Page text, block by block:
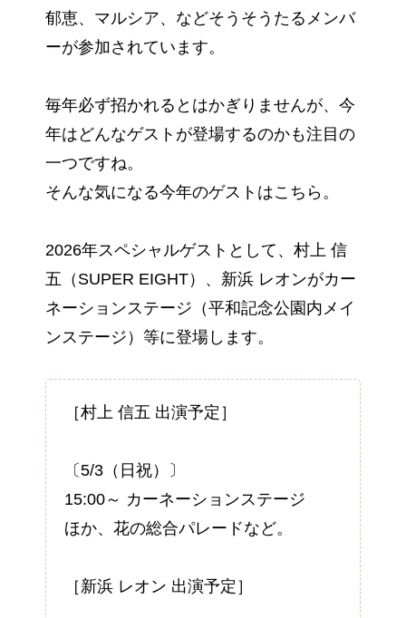
郁恵、マルシア、などそうそうたるメンバ
ーが参加されています。
毎年必ず招かれるとはかぎりませんが、今
年はどんなゲストが登場するのかも注目の
一つですね。
そんな気になる今年のゲストはこちら。
2026年スペシャルゲストとして、村上 信
五（SUPER EIGHT）、新浜 レオンがカー
ネーションステージ（平和記念公園内メイ
ンステージ）等に登場します。
［村上 信五 出演予定］
〔5/3（日祝）〕
15:00～ カーネーションステージ
ほか、花の総合パレードなど。
［新浜 レオン 出演予定］